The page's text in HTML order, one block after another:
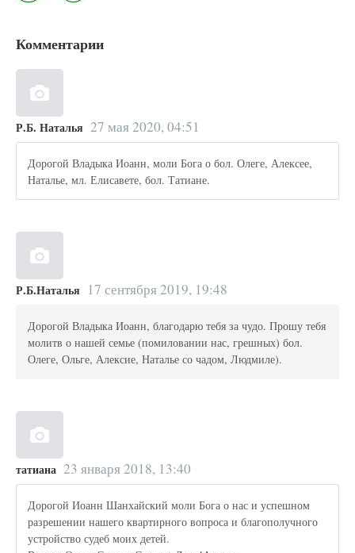
Комментарии
Р.Б. Наталья 27 мая 2020, 04:51
Дорогой Владыка Иоанн, моли Бога о бол. Олеге, Алексее,
Наталье, мл. Елисавете, бол. Татиане.
Р.Б.Наталья 17 сентября 2019, 19:48
Дорогой Владыка Иоанн, благодарю тебя за чудо. Прошу тебя
молитв о нашей семье (помиловании нас, грешных) бол.
Олеге, Ольге, Алексие, Наталье со чадом, Людмиле).
татиана 23 января 2018, 13:40
Дорогой Иоанн Шанхайский моли Бога о нас и успешном
разрешении нашего квартирного вопроса и благополучного
устройство судеб моих детей.